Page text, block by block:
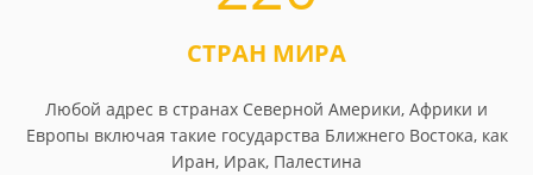
СТРАН МИРА
Любой адрес в странах Северной Америки, Африки и
Европы включая такие государства Ближнего Востока, как
Иран, Ирак, Палестина